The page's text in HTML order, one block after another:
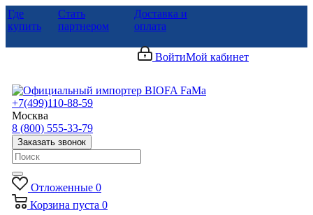
Где
купить
Стать
партнером
Доставка и
оплата
ВойтиМой кабинет
+7(499)110-88-59
Москва
8 (800) 555-33-79
Заказать звонок
Отложенные 0
Корзина пуста 0